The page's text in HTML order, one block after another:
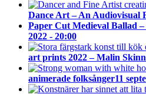
Dance Art – An Audiovisual
Paper Cut Medieval Ballad
2022 - 20:00
art prints 2022 – Malin
animerade folksånger11